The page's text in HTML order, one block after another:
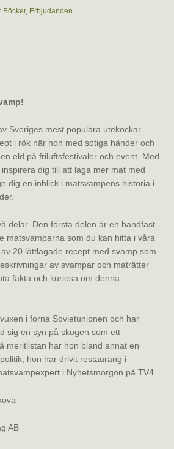
Böcker, Erbjudanden
Sveriges mest populära utekockar.
i rök när hon med sotiga händer och
eld på friluftsfestivaler och event. Med
dig till att laga mer mat med
dig en inblick i matsvampens historia i
delar. Den första delen är en handfast
matsvamparna som du kan hitta i våra
20 lättlagade recept med svamp som
av svampar och maträtter
fakta och kuriosa om denna
i forna Sovjetunionen och har
sig en syn på skogen som ett
meritlistan har hon bland annat en
hon har drivit restaurang i
i Nyhetsmorgon på TV4.
AB